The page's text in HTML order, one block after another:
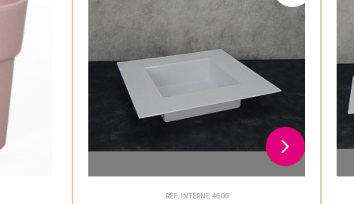
RÉF. INTERNE 4606